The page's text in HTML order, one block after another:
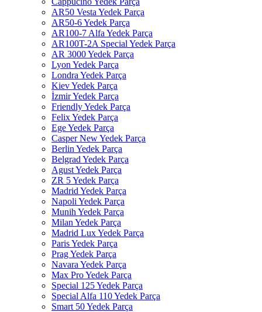
AR50 Vesta Yedek Parça
AR50-6 Yedek Parça
AR100-7 Alfa Yedek Parça
AR100T-2A Special Yedek Parça
AR 3000 Yedek Parça
Lyon Yedek Parça
Londra Yedek Parça
Kiev Yedek Parça
İzmir Yedek Parça
Friendly Yedek Parça
Felix Yedek Parça
Ege Yedek Parça
Casper New Yedek Parça
Berlin Yedek Parça
Belgrad Yedek Parça
Agust Yedek Parça
ZR 5 Yedek Parça
Madrid Yedek Parça
Napoli Yedek Parça
Munih Yedek Parça
Milan Yedek Parça
Madrid Lux Yedek Parça
Paris Yedek Parça
Prag Yedek Parça
Navara Yedek Parça
Max Pro Yedek Parça
Special 125 Yedek Parça
Special Alfa 110 Yedek Parça
Smart 50 Yedek Parça